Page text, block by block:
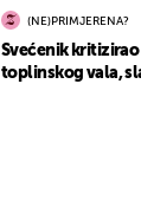
(NE)PRIMJERENA?
Svećenik
toplinskog vala,